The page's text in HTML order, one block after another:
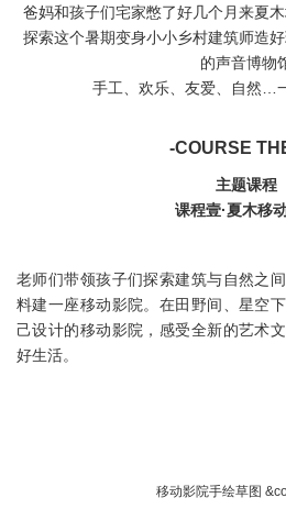
爸妈和孩子们宅家憋了好几个月来夏
探索这个暑期变身小小乡村建筑师造
的声音博物
手工、欢乐、友爱、自然…
-COURSE
主题课程
课程壹·夏木移
老师们带领孩子们探索建筑与自然之
料建一座移动影院。在田野间、星空
己设计的移动影院，感受全新的艺术
好生活。
移动影院手绘草图